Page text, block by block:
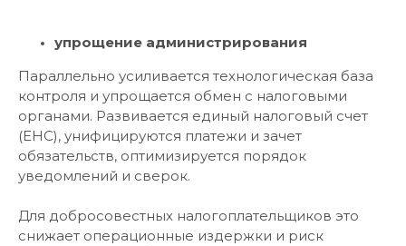
упрощение администрирования
Параллельно усиливается технологическая база
контроля и упрощается обмен с налоговыми
органами. Развивается единый налоговый счет
(ЕНС), унифицируются платежи и зачет
обязательств, оптимизируется порядок
уведомлений и сверок.
Для добросовестных налогоплательщиков это
снижает операционные издержки и риск